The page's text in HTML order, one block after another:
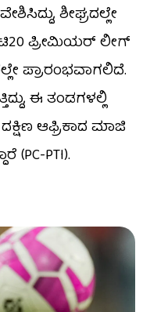
ಶೀಘ್ರದಲ್ಲೇ
ಪ್ರೀಮಿಯರ್ ಲೀಗ್
ಪ್ರಾರಂಭವಾಗಲಿದೆ.
ಈ ತಂಡಗಳಲ್ಲಿ
ಆಫ್ರಿಕಾದ ಮಾಜಿ
PTI).